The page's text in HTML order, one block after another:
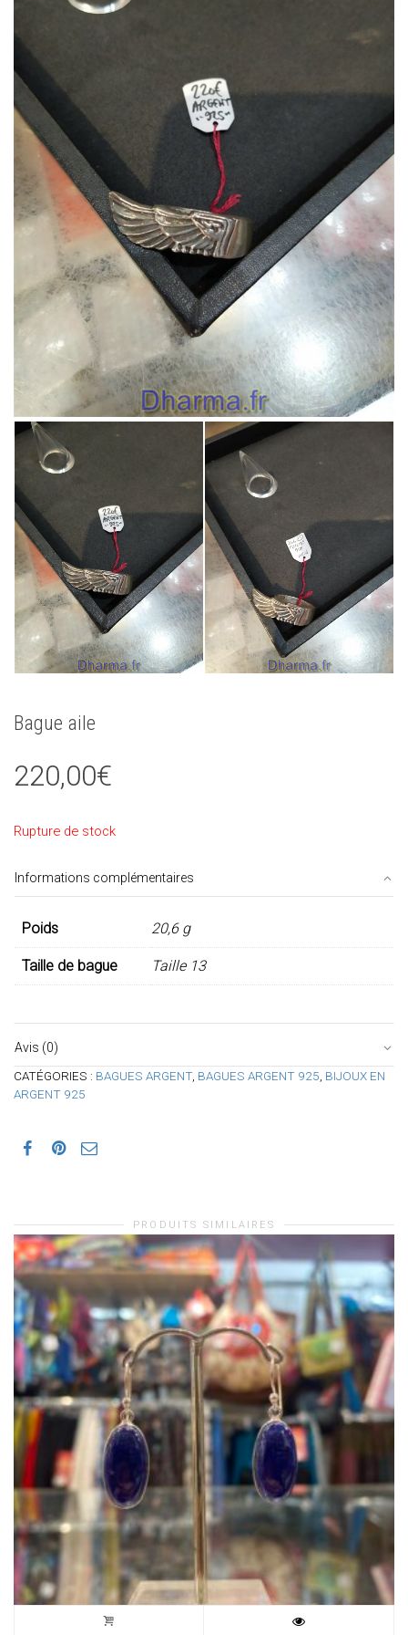
Bague aile
220,00€
Rupture de stock
Informations complémentaires
Poids 20,6 g
Taille de bague Taille 13
Avis (0)
CATÉGORIES : BAGUES ARGENT, BAGUES ARGENT 925 BIJOUX EN
ARGENT 925
PRODUITS SIMILAIRES